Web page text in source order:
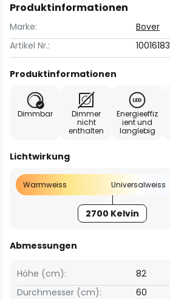
Produktinformationen
Marke:
Bover
Artikel Nr.:
10016183
Produktinformationen
Dimmbar
Dimmer
nicht
enthalten
Energieeffiz
ient und
langlebig
Lichtwirkung
Warmweiss Universalweiss
2700 Kelvin
Abmessungen
Höhe (cm):
82
Durchmesser (cm):
60